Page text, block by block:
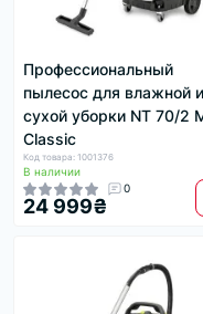
Профессиональный
пылесос для влажной и
сухой уборки NT 70/2
Classic
Код товара: 1001376
В наличии
0
24 999₴